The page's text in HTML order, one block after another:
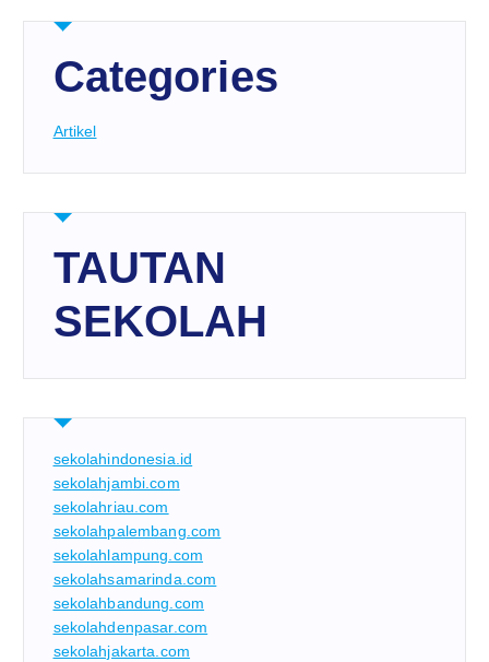
Categories
Artikel
TAUTAN
SEKOLAH
sekolahindonesia.id
sekolahjambi.com
sekolahriau.com
sekolahpalembang.com
sekolahlampung.com
sekolahsamarinda.com
sekolahbandung.com
sekolahdenpasar.com
sekolahjakarta.com